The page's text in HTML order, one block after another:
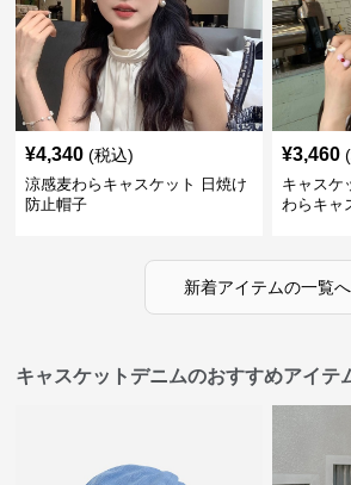
¥4,340 (税込)
涼感麦わらキャスケット 日焼け
防止帽子
¥3,460
キャスケ
わらキャ
新着アイテムの一覧へ
キャスケットデニムのおすすめアイテ